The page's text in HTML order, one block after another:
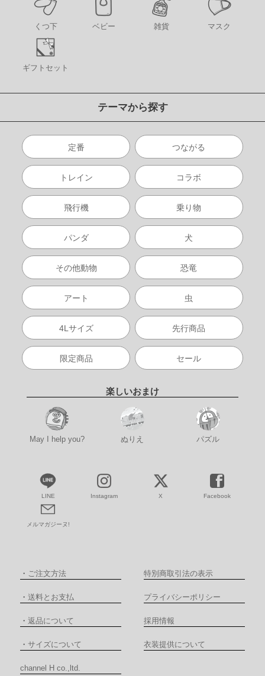
くつ下 ベビー 雑貨 マスク
ギフトセット
テーマから探す
定番 つながる
トレイン コラボ
飛行機 乗り物
パンダ 犬
その他動物 恐竜
アート 虫
4Lサイズ 先行商品
限定商品 セール
楽しいおまけ
May I help you? ぬりえ パズル
LINE Instagram X Facebook
メルマガジーヌ!
・ ご注文方法 特別商取引法の表示
・ 送料とお支払 プライバシーポリシー
・ 返品について 採用情報
・ サイズについて 衣装提供について
channel H co.,ltd.